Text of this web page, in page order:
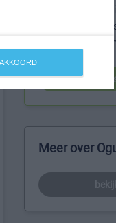
weerinformatie
over de beste
duizenden
beste
Meer over